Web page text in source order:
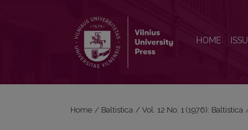
HOME
Home / Baltistica / Vol. 12 No. 1 (1976): Baltistica